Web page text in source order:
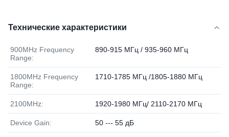
Технические характеристики
900MHz Frequency
Range:
890-915 МГц / 935-960 МГц
1800MHz Frequency
Range:
1710-1785 МГц /1805-1880 МГц
2100MHz: 1920-1980 МГц/ 2110-2170 МГц
Device Gain: 50 --- 55 дБ